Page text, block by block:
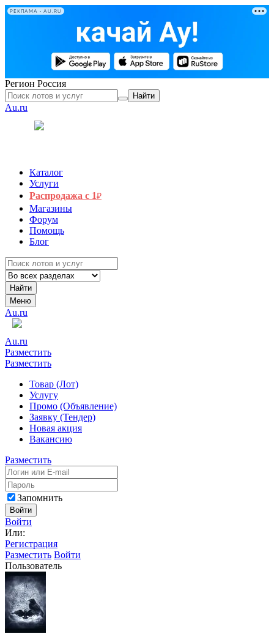
РЕКЛАМА • AU.RU
Регион Россия
Найти
Au.ru
Каталог
Услуги
Распродажа с 1₽
Магазины
Форум
Помощь
Блог
Найти
Меню
Au.ru
Au.ru
Разместить
Разместить
Товар (Лот)
Услугу
Промо (Объявление)
Заявку (Тендер)
Новая акция
Вакансию
Разместить
Запомнить
Войти
Войти
Или:
Регистрация
Разместить Войти
Пользователь